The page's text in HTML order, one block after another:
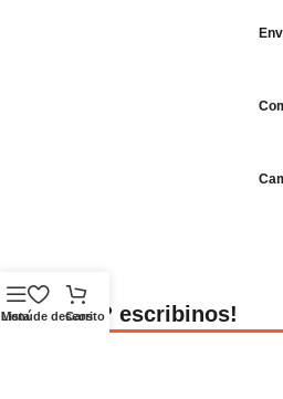
Dudas? escribinos!
Menú
Lista de deseos
Carrito